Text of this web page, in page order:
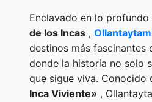
Enclavado en lo profundo
de los Incas ,
destinos más fascinantes
donde la historia no solo
que sigue viva. Conocido
Inca Viviente» ,